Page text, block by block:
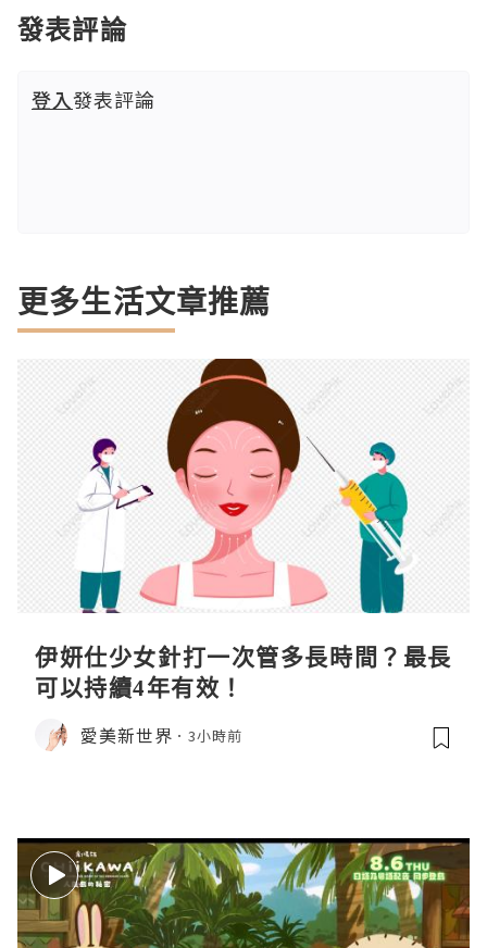
發表評論
登入發表評論
更多生活文章推薦
伊妍仕少女針打一次管多長時間？最長
可以持續4年有效！
愛美新世界 3小時前